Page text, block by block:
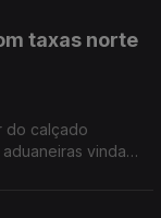
taxas norte
do calçado
vindas